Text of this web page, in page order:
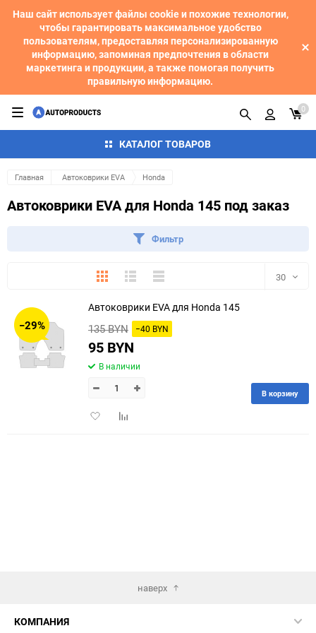
Наш сайт использует файлы cookie и похожие технологии,
чтобы гарантировать максимальное удобство
пользователям, предоставляя персонализированную
информацию, запоминая предпочтения в области
маркетинга и продукции, а также помогая получить
правильную информацию.
КАТАЛОГ ТОВАРОВ
0
Главная Автоковрики EVA Honda
Автоковрики EVA для Honda 145 под заказ
Фильтр
ПлиткаПодробноКомпактно 30
150
−29%
Автоковрики EVA для Honda 145
135 BYN −40 BYN
95 BYN
В наличии
ДобавитьДобавить
В корзину
наверх
КОМПАНИЯ